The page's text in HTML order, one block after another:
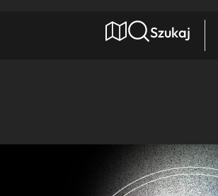
Szukaj